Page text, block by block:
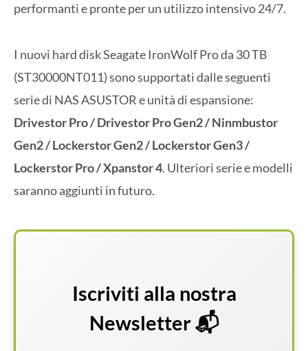
performanti e pronte per un utilizzo intensivo 24/7.
I nuovi hard disk Seagate IronWolf Pro da 30 TB
(ST30000NT011) sono supportati dalle seguenti
serie di NAS ASUSTOR e unità di espansione:
Drivestor Pro / Drivestor Pro Gen2 / Ninmbustor
Gen2 / Lockerstor Gen2 / Lockerstor Gen3 /
Lockerstor Pro / Xpanstor 4. Ulteriori serie e modelli
saranno aggiunti in futuro.
Iscriviti alla nostra
Newsletter 📬